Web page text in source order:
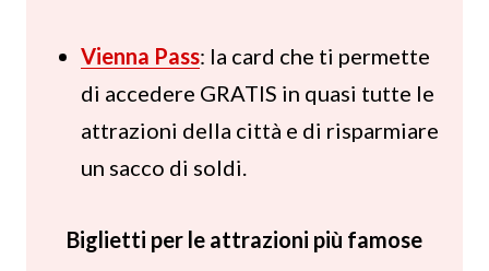
Vienna Pass: la card che ti permette
di accedere GRATIS in quasi tutte le
attrazioni della città e di risparmiare
un sacco di soldi.
Biglietti per le attrazioni più famose